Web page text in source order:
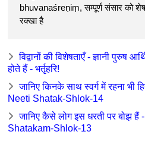
bhuvanaśreṇiṃ, सम्पूर्ण संसार को
रक्खा है
विद्वानों की विशेषताएँ - ज्ञानी पुरुष
होते हैं - भर्तृहरि!
जानिए किनके साथ स्वर्ग में रहना भी
Neeti Shatak-Shlok-14
जानिए कैसे लोग इस धरती पर बोझ
Shatakam-Shlok-13